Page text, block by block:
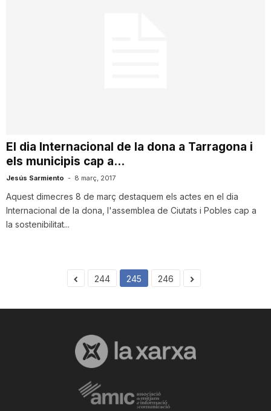
El dia Internacional de la dona a Tarragona i
els municipis cap a...
Jesús Sarmiento - 8 març, 2017
Aquest dimecres 8 de març destaquem els actes en el dia
Internacional de la dona, l'assemblea de Ciutats i Pobles cap a
la sostenibilitat...
244 245 246